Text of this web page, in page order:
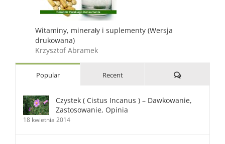
Witaminy, minerały i suplementy (Wersja
drukowana)
Krzysztof Abramek
Popular Recent Comments
Czystek ( Cistus Incanus ) – Dawkowanie,
Zastosowanie, Opinia
18 kwietnia 2014